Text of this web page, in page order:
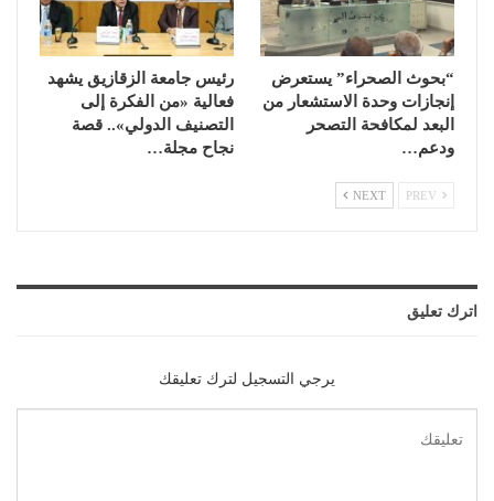
“بحوث الصحراء” يستعرض
إنجازات وحدة الاستشعار من
البعد لمكافحة التصحر
ودعم…
رئيس جامعة الزقازيق يشهد
فعالية «من الفكرة إلى
التصنيف الدولي».. قصة
نجاح مجلة…
NEXT
اترك تعليق
يرجي التسجيل لترك تعليقك